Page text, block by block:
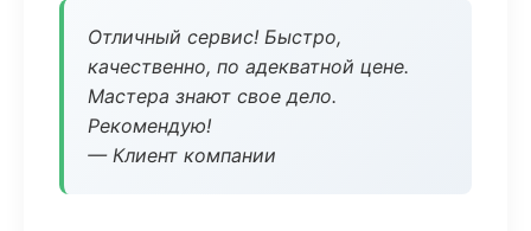
Отличный сервис! Быстро,
качественно, по адекватной цене.
Мастера знают свое дело.
Рекомендую!
— Клиент компании